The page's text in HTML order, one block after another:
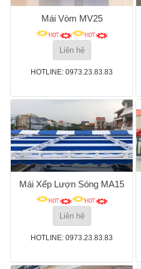
Mái Vòm MV25
Liên hệ
HOTLINE: 0973.23.83.83
Mái Xếp Lượn Sóng MA15
Liên hệ
HOTLINE: 0973.23.83.83